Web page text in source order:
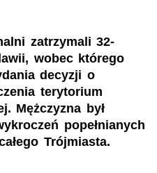
zatrzymali 32-
wobec którego
decyzji o
terytorium
Mężczyzna był
popełnianych
Trójmiasta.